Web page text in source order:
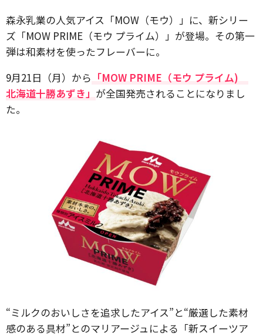
森永乳業の人気アイス「MOW（モウ）」に、新シリー
ズ「MOW PRIME（モウ プライム）」が登場。その第一
弾は和素材を使ったフレーバーに。
9月21日（月）から 「MOW PRIME（モウ プライム)
北海道十勝あずき」 が全国発売されることになりまし
た。
“ミルクのおいしさを追求したアイス”と“厳選した素材
感のある具材”とのマリアージュによる「新スイーツア